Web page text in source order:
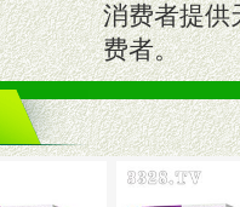
消费者提供
费者。